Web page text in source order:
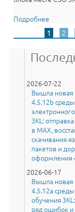
Подробнее
с
Страницы
1 2
2026-07-22
Вышла новая
4.5.12b среды
3KL:
в MAX,
скачивания
пакетов и
оформления
2026-06-17
Вышла новая
4.5.12a
обучения
ряд ошибок